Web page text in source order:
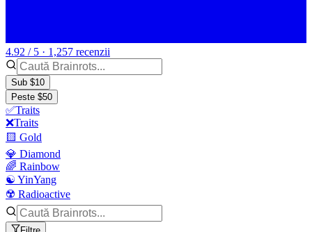
4.92 / 5 · 1,257 recenzii
Sub $10
Peste $50
✅Traits
❌Traits
🟨 Gold
💎 Diamond
🌈 Rainbow
☯️ YinYang
☢️ Radioactive